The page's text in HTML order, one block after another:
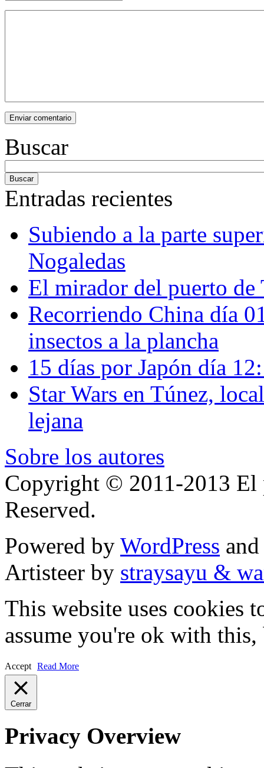
Buscar
Entradas recientes
Subiendo a la parte
Nogaledas
El mirador del puerto de
Recorriendo China día
insectos a la plancha
15 días por Japón día
Star Wars en Túnez,
lejana
Sobre los autores
Copyright © 2011-2013 El
Reserved.
Powered by WordPress and
Artisteer by straysayu &
This website uses cookies
assume you're ok with
Accept Read More
Cerrar
Privacy Overview